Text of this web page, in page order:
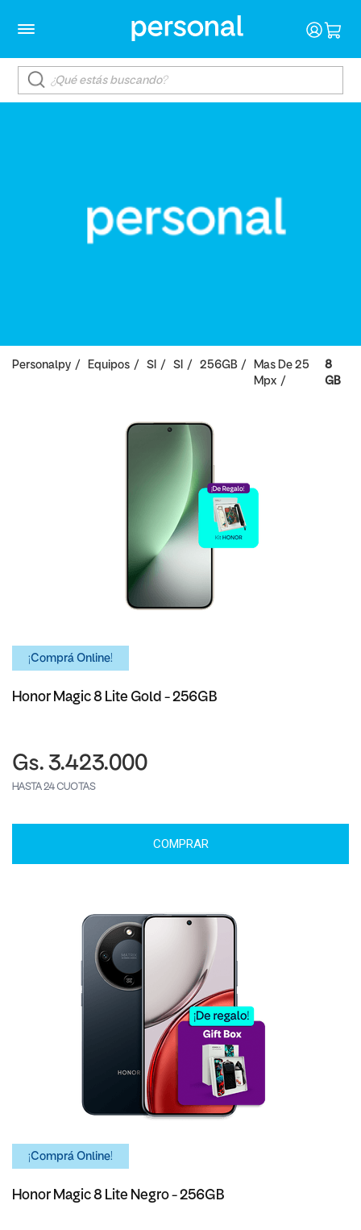
Personalpy Equipos SI SI 256GB
Mas De 25
Mpx
8
GB
¡Comprá Online!
Honor Magic 8 Lite Gold - 256GB
Gs. 3.423.000
HASTA 24 CUOTAS
COMPRAR
¡Comprá Online!
Honor Magic 8 Lite Negro - 256GB